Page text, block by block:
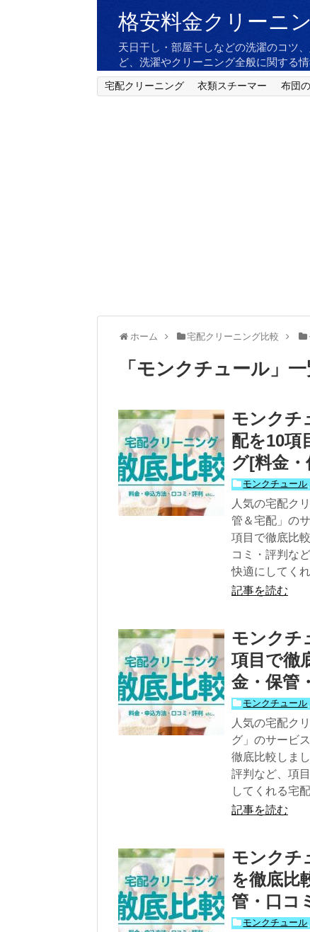
格安料金クリーニ
天日干し・部屋干しなどの洗濯のコツ
ど、洗濯やクリーニング全般に関する
宅配クリーニング 衣類スチーマー 布団
ホーム 宅配クリーニング比較
「 モンクチュール 」
モンクチ
配を10項
グ[料金
モンクチュール
人気の宅配ク
管＆宅配」の
項目で徹底比
コミ・評判な
快適にしてく
記事を読む
モンクチ
項目で徹
金・保管
モンクチュール
人気の宅配ク
グ」のサービ
徹底比較しま
評判など、項
してくれる宅
記事を読む
モンクチ
を徹底比
管・口コ
モンクチュール